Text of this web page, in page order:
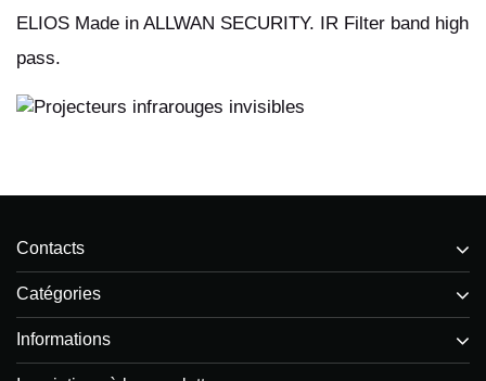
ELIOS Made in ALLWAN SECURITY. IR Filter band high
pass.
Contacts
Catégories
Informations